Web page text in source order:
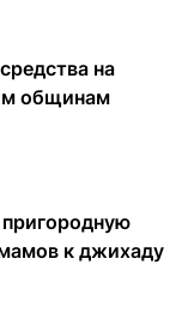
на
общинам
к джихаду